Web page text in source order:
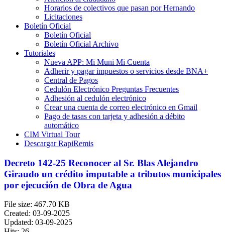
Horarios de colectivos que pasan por Hernando
Licitaciones
Boletín Oficial
Boletín Oficial
Boletín Oficial Archivo
Tutoriales
Nueva APP: Mi Muni Mi Cuenta
Adherir y pagar impuestos o servicios desde BNA+
Central de Pagos
Cedulón Electrónico Preguntas Frecuentes
Adhesión al cedulón electrónico
Crear una cuenta de correo electrónico en Gmail
Pago de tasas con tarjeta y adhesión a débito
automático
CIM Virtual Tour
Descargar RapiRemis
Decreto 142-25 Reconocer al Sr. Blas Alejandro
Giraudo un crédito imputable a tributos municipales
por ejecución de Obra de Agua
File size: 467.70 KB
Created: 03-09-2025
Updated: 03-09-2025